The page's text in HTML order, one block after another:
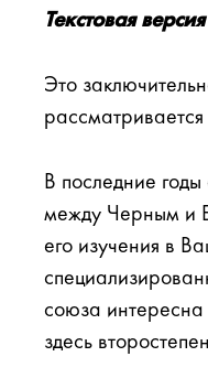
Текстовая версия
Это
В последние
между Черным и
его изучения в
союза интересна
здесь